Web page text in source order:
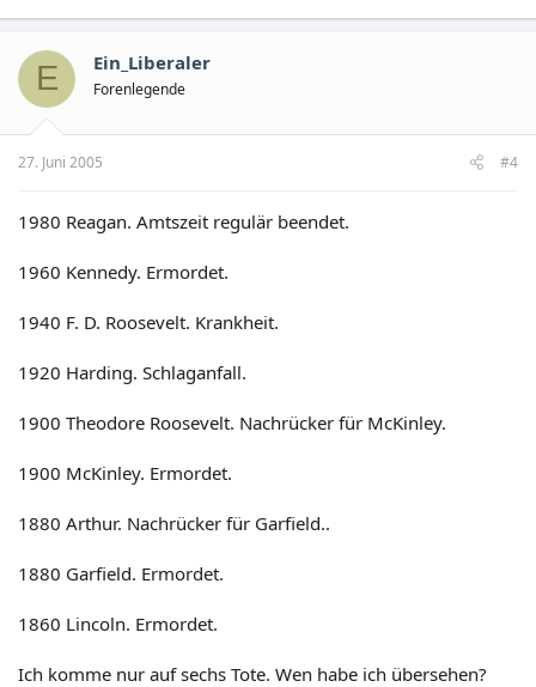
E Ein_Liberaler
Forenlegende
27. Juni 2005 #4
1980 Reagan. Amtszeit regulär beendet.
1960 Kennedy. Ermordet.
1940 F. D. Roosevelt. Krankheit.
1920 Harding. Schlaganfall.
1900 Theodore Roosevelt. Nachrücker für McKinley.
1900 McKinley. Ermordet.
1880 Arthur. Nachrücker für Garfield..
1880 Garfield. Ermordet.
1860 Lincoln. Ermordet.
Ich komme nur auf sechs Tote. Wen habe ich übersehen?